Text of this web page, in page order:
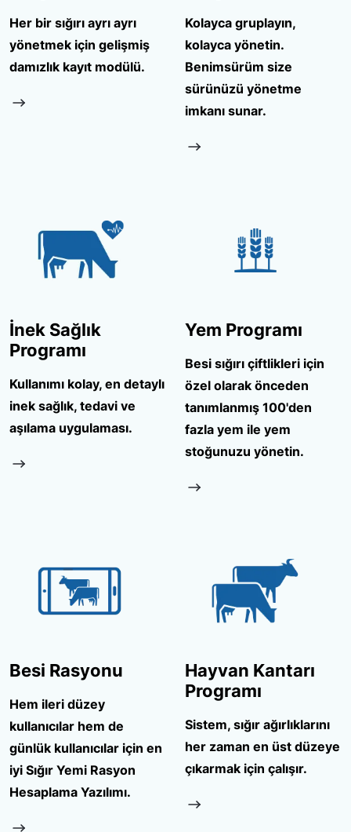
Her bir sığırı ayrı ayrı
yönetmek için gelişmiş
damızlık kayıt modülü.
Kolayca gruplayın,
kolayca yönetin.
Benimsürüm size
sürünüzü yönetme
imkanı sunar.
İnek Sağlık
Programı
Kullanımı kolay, en detaylı
inek sağlık, tedavi ve
aşılama uygulaması.
Yem Programı
Besi sığırı çiftlikleri için
özel olarak önceden
tanımlanmış 100'den
fazla yem ile yem
stoğunuzu yönetin.
Besi Rasyonu
Hem ileri düzey
kullanıcılar hem de
günlük kullanıcılar için en
iyi Sığır Yemi Rasyon
Hesaplama Yazılımı.
Hayvan Kantarı
Programı
Sistem, sığır ağırlıklarını
her zaman en üst düzeye
çıkarmak için çalışır.